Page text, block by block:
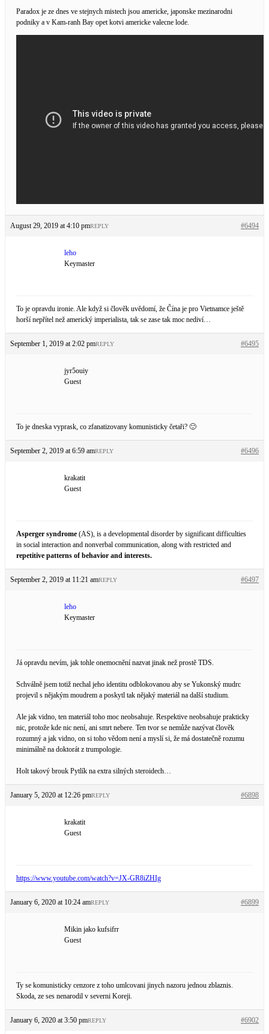
Paradox je ze dnes ve stejnych mistech jsou americke, japonske mezinarodni
podniky a v Kam-ranh Bay opet kotvi americke valecne lode.
August 29, 2019 at 4:10 pm #6494
REPLY
leho
Keymaster
To je opravdu ironie. Ale když si člověk uvědomí, že Čína je pro Vietnamce ještě
horší nepřítel než americký imperialista, tak se zase tak moc nediví…
September 1, 2019 at 2:02 pm #6495
REPLY
jyr5ouiy
Guest
To je dneska vyprask, co zfanatizovany komunisticky četaři? 🙂
September 2, 2019 at 6:59 am #6496
REPLY
krakatit
Guest
Asperger syndrome (AS), is a developmental disorder by significant difficulties
in social interaction and nonverbal communication, along with restricted and
repetitive patterns of behavior and interests.
September 2, 2019 at 11:21 am #6497
REPLY
leho
Keymaster
Já opravdu nevím, jak tohle onemocnění nazvat jinak než prostě TDS.
Schválně jsem totiž nechal jeho identitu odblokovanou aby se Yukonský mudrc
projevil s nějakým moudrem a poskytl tak nějaký materiál na další studium.
Ale jak vidno, ten materiál toho moc neobsahuje. Respektive neobsahuje prakticky
nic, protože kde nic není, ani smrt nebere. Ten tvor se nemůže nazývat člověk
rozumný a jak vidno, on si toho vědom není a myslí si, že má dostatečně rozumu
minimálně na doktorát z trumpologie.
Holt takový brouk Pytlík na extra silných steroidech…
January 5, 2020 at 12:26 pm #6898
REPLY
krakatit
Guest
https://www.youtube.com/watch?v=JX-GR8iZHIg
January 6, 2020 at 10:24 am #6899
REPLY
Mikin jako kufsifrr
Guest
Ty se komunisticky cenzore z toho umlcovani jinych nazoru jednou zblaznis.
Skoda, ze ses nenarodil v severni Koreji.
January 6, 2020 at 3:50 pm #6902
REPLY